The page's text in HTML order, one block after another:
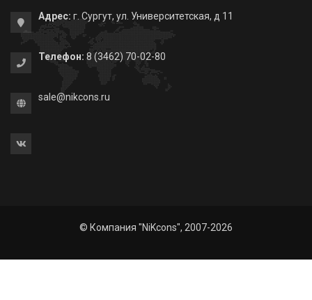
Адрес: г. Сургут, ул. Университетская, д 11
Телефон: 8 (3462) 70-02-80
sale@nikcons.ru
© Компания "NiKcons", 2007-2026